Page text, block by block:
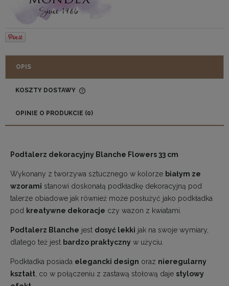
OPIS
KOSZTY DOSTAWY
OPINIE O PRODUKCIE (0)
Podtalerz dekoracyjny Blanche Flowers 33 cm
Wykonany z tworzywa sztucznego w kolorze białym ze
wzorami stanowi doskonałą podkładkę dekoracyjną pod
talerze obiadowe jak również może posłużyć jako podkładka
pod kreatywne dekoracje czy wazon z kwiatami.
Podtalerz Blanche jest dosyć lekki jak na swoje wymiary,
dlatego też jest bardzo praktyczny w użyciu.
Podkładka posiada elegancki design oraz nieregularny
kształt , co w połączeniu z zastawą stołową daje stylowy